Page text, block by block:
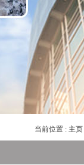
当前位置 : 主页